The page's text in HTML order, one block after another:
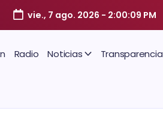
vie., 7 ago. 2026 - 2:00:09 PM
Radio Noticias Transparencia